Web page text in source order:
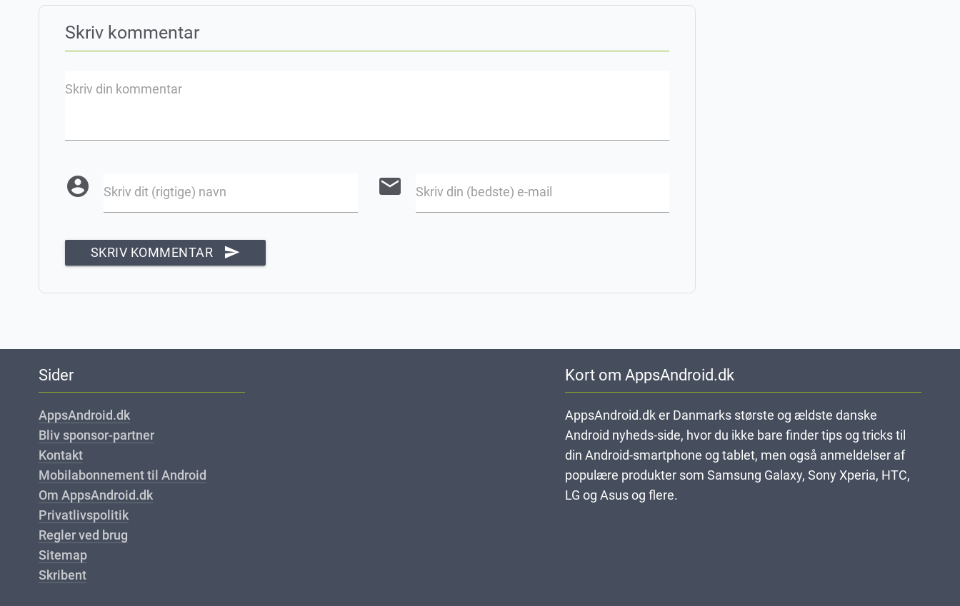
Skriv kommentar
Skriv din kommentar
account_circle Skriv dit (rigtige) navn email Skriv din (bedste) e-mail
SKRIV KOMMENTAR send
Sider
AppsAndroid.dk
Bliv sponsor-partner
Kontakt
Mobilabonnement til Android
Om AppsAndroid.dk
Privatlivspolitik
Regler ved brug
Sitemap
Skribent
Kort om AppsAndroid.dk
AppsAndroid.dk er Danmarks største og ældste danske
Android nyheds-side, hvor du ikke bare finder tips og tricks til
din Android-smartphone og tablet, men også anmeldelser af
populære produkter som Samsung Galaxy, Sony Xperia, HTC,
LG og Asus og flere.